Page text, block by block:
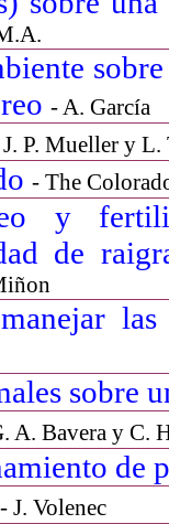
- A. García
P. Mueller y L.
- The
y
de
manejar
sobre
A. Bavera y C.
de
- J. Volenec